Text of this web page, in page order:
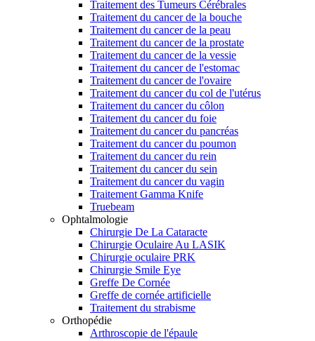
Traitement des Tumeurs Cérébrales
Traitement du cancer de la bouche
Traitement du cancer de la peau
Traitement du cancer de la prostate
Traitement du cancer de la vessie
Traitement du cancer de l'estomac
Traitement du cancer de l'ovaire
Traitement du cancer du col de l'utérus
Traitement du cancer du côlon
Traitement du cancer du foie
Traitement du cancer du pancréas
Traitement du cancer du poumon
Traitement du cancer du rein
Traitement du cancer du sein
Traitement du cancer du vagin
Traitement Gamma Knife
Truebeam
Ophtalmologie
Chirurgie De La Cataracte
Chirurgie Oculaire Au LASIK
Chirurgie oculaire PRK
Chirurgie Smile Eye
Greffe De Cornée
Greffe de cornée artificielle
Traitement du strabisme
Orthopédie
Arthroscopie de l'épaule